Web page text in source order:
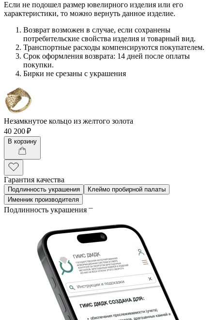
Если не подошел размер ювелирного изделия или его
характеристики, то можно вернуть данное изделие.
Возврат возможен в случае, если сохранены
потребительские свойства изделия и товарный вид.
Транспортные расходы компенсируются покупателем.
Срок оформления возврата: 14 дней после оплаты
покупки.
Бирки не срезаны с украшения
Незамкнутое кольцо из желтого золота
40 200 ₽
В корзину
Гарантия качества
Подлинность украшения
Клеймо пробирной палаты
Именник производителя
Подлинность украшения